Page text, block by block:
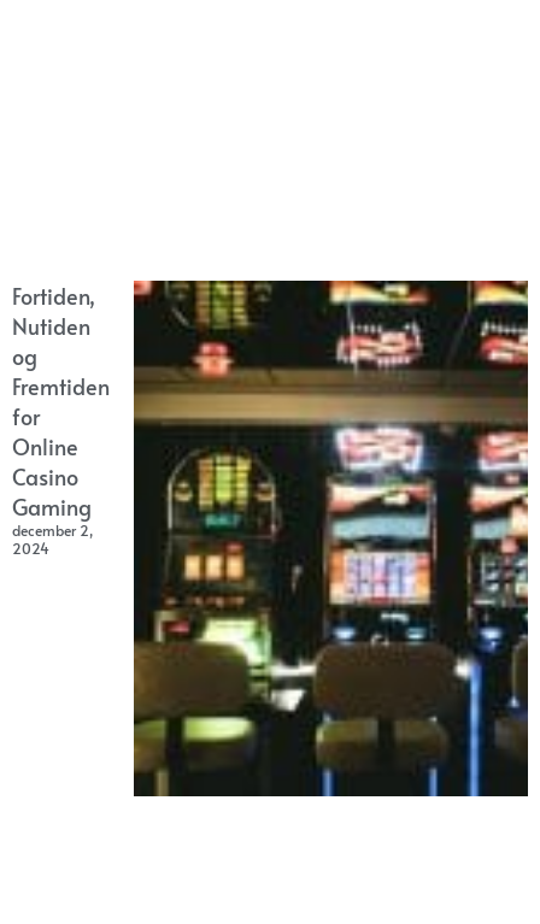
Fortiden,
Nutiden
og
Fremtiden
for
Online
Casino
Gaming
december 2,
2024